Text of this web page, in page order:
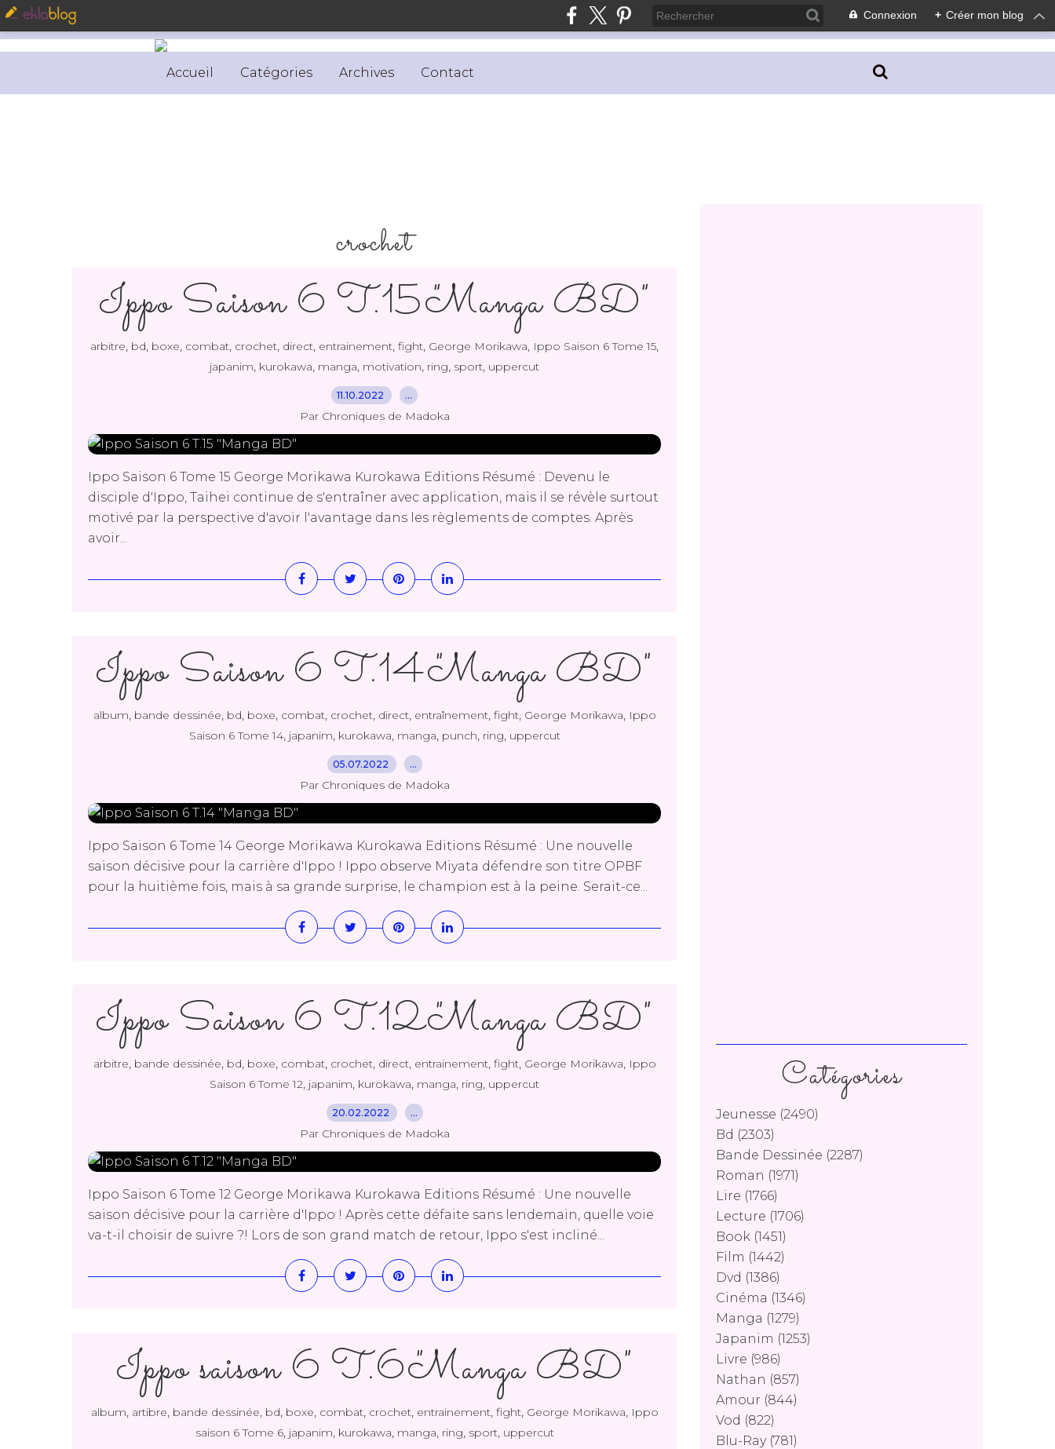
Connexion + Créer mon blog
Accueil Catégories Archives Contact
crochet
Ippo Saison 6 T.15 "Manga BD"
arbitre, bd, boxe, combat, crochet, direct, entrainement, fight, George Morikawa, Ippo Saison 6 Tome 15,
japanim, kurokawa, manga, motivation, ring, sport, uppercut
11.10.2022 …
Par Chroniques de Madoka
Ippo Saison 6 Tome 15 George Morikawa Kurokawa Editions Résumé : Devenu le
disciple d'Ippo, Taihei continue de s'entraîner avec application, mais il se révèle surtout
motivé par la perspective d'avoir l'avantage dans les règlements de comptes. Après
avoir...
Ippo Saison 6 T.14 "Manga BD"
album, bande dessinée, bd, boxe, combat, crochet, direct, entraînement, fight, George Morikawa, Ippo
Saison 6 Tome 14, japanim, kurokawa, manga, punch, ring, uppercut
05.07.2022 …
Par Chroniques de Madoka
Ippo Saison 6 Tome 14 George Morikawa Kurokawa Editions Résumé : Une nouvelle
saison décisive pour la carrière d'Ippo ! Ippo observe Miyata défendre son titre OPBF
pour la huitième fois, mais à sa grande surprise, le champion est à la peine. Serait-ce...
Ippo Saison 6 T.12 "Manga BD"
arbitre, bande dessinée, bd, boxe, combat, crochet, direct, entrainement, fight, George Morikawa, Ippo
Saison 6 Tome 12, japanim, kurokawa, manga, ring, uppercut
20.02.2022 …
Par Chroniques de Madoka
Ippo Saison 6 Tome 12 George Morikawa Kurokawa Editions Résumé : Une nouvelle
saison décisive pour la carrière d'Ippo ! Après cette défaite sans lendemain, quelle voie
va-t-il choisir de suivre ?! Lors de son grand match de retour, Ippo s'est incliné...
Ippo saison 6 T.6 "Manga BD"
album, artibre, bande dessinée, bd, boxe, combat, crochet, entrainement, fight, George Morikawa, Ippo
saison 6 Tome 6, japanim, kurokawa, manga, ring, sport, uppercut
Catégories
Jeunesse (2490)
Bd (2303)
Bande Dessinée (2287)
Roman (1971)
Lire (1766)
Lecture (1706)
Book (1451)
Film (1442)
Dvd (1386)
Cinéma (1346)
Manga (1279)
Japanim (1253)
Livre (986)
Nathan (857)
Amour (844)
Vod (822)
Blu-Ray(781)